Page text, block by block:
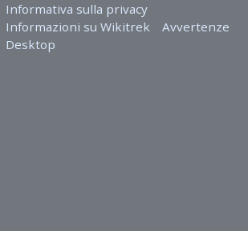
Informativa sulla privacy
Informazioni su Wikitrek
Avvertenze
Desktop